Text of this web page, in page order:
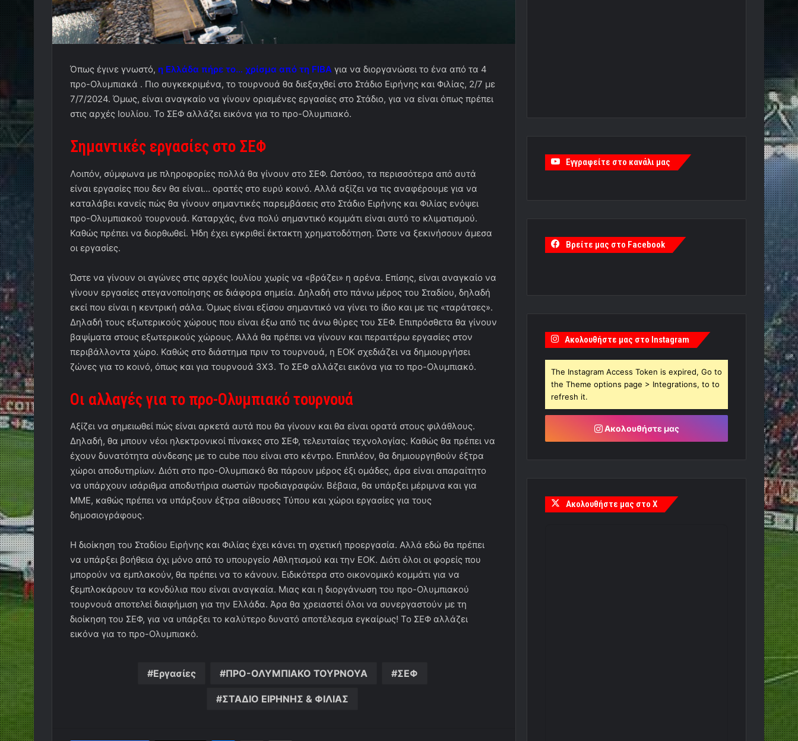
Όπως έγινε γνωστό, η Ελλάδα πήρε το… χρίσμα από τη FIBA για να διοργανώσει το ένα από τα 4
προ-Ολυμπιακά . Πιο συγκεκριμένα, το τουρνουά θα διεξαχθεί στο Στάδιο Ειρήνης και Φιλίας, 2/7 με
7/7/2024. Όμως, είναι αναγκαίο να γίνουν ορισμένες εργασίες στο Στάδιο, για να είναι όπως πρέπει
στις αρχές Ιουλίου. Το ΣΕΦ αλλάζει εικόνα για το προ-Ολυμπιακό.
Σημαντικές εργασίες στο ΣΕΦ
Λοιπόν, σύμφωνα με πληροφορίες πολλά θα γίνουν στο ΣΕΦ. Ωστόσο, τα περισσότερα από αυτά
είναι εργασίες που δεν θα είναι… ορατές στο ευρύ κοινό. Αλλά αξίζει να τις αναφέρουμε για να
καταλάβει κανείς πώς θα γίνουν σημαντικές παρεμβάσεις στο Στάδιο Ειρήνης και Φιλίας ενόψει
προ-Ολυμπιακού τουρνουά. Καταρχάς, ένα πολύ σημαντικό κομμάτι είναι αυτό το κλιματισμού.
Καθώς πρέπει να διορθωθεί. Ήδη έχει εγκριθεί έκτακτη χρηματοδότηση. Ώστε να ξεκινήσουν άμεσα
οι εργασίες.
Ώστε να γίνουν οι αγώνες στις αρχές Ιουλίου χωρίς να «βράζει» η αρένα. Επίσης, είναι αναγκαίο να
γίνουν εργασίες στεγανοποίησης σε διάφορα σημεία. Δηλαδή στο πάνω μέρος του Σταδίου, δηλαδή
εκεί που είναι η κεντρική σάλα. Όμως είναι εξίσου σημαντικό να γίνει το ίδιο και με τις «ταράτσες».
Δηλαδή τους εξωτερικούς χώρους που είναι έξω από τις άνω θύρες του ΣΕΦ. Επιπρόσθετα θα γίνουν
βαψίματα στους εξωτερικούς χώρους. Αλλά θα πρέπει να γίνουν και περαιτέρω εργασίες στον
περιβάλλοντα χώρο. Καθώς στο διάστημα πριν το τουρνουά, η ΕΟΚ σχεδιάζει να δημιουργήσει
ζώνες για το κοινό, όπως και για τουρνουά 3Χ3. Το ΣΕΦ αλλάζει εικόνα για το προ-Ολυμπιακό.
Οι αλλαγές για το προ-Ολυμπιακό τουρνουά
Αξίζει να σημειωθεί πώς είναι αρκετά αυτά που θα γίνουν και θα είναι ορατά στους φιλάθλους.
Δηλαδή, θα μπουν νέοι ηλεκτρονικοί πίνακες στο ΣΕΦ, τελευταίας τεχνολογίας. Καθώς θα πρέπει να
έχουν δυνατότητα σύνδεσης με το cube που είναι στο κέντρο. Επιπλέον, θα δημιουργηθούν έξτρα
χώροι αποδυτηρίων. Διότι στο προ-Ολυμπιακό θα πάρουν μέρος έξι ομάδες, άρα είναι απαραίτητο
να υπάρχουν ισάριθμα αποδυτήρια σωστών προδιαγραφών. Βέβαια, θα υπάρξει μέριμνα και για
ΜΜΕ, καθώς πρέπει να υπάρξουν έξτρα αίθουσες Τύπου και χώροι εργασίες για τους
δημοσιογράφους.
Η διοίκηση του Σταδίου Ειρήνης και Φιλίας έχει κάνει τη σχετική προεργασία. Αλλά εδώ θα πρέπει
να υπάρξει βοήθεια όχι μόνο από το υπουργείο Αθλητισμού και την ΕΟΚ. Διότι όλοι οι φορείς που
μπορούν να εμπλακούν, θα πρέπει να το κάνουν. Ειδικότερα στο οικονομικό κομμάτι για να
ξεμπλοκάρουν τα κονδύλια που είναι αναγκαία. Μιας και η διοργάνωση του προ-Ολυμπιακού
τουρνουά αποτελεί διαφήμιση για την Ελλάδα. Άρα θα χρειαστεί όλοι να συνεργαστούν με τη
διοίκηση του ΣΕΦ, για να υπάρξει το καλύτερο δυνατό αποτέλεσμα εγκαίρως! Το ΣΕΦ αλλάζει
εικόνα για το προ-Ολυμπιακό.
Εργασίες ΠΡΟ-ΟΛΥΜΠΙΑΚΟ ΤΟΥΡΝΟΥΑ ΣΕΦ
ΣΤΑΔΙΟ ΕΙΡΗΝΗΣ & ΦΙΛΙΑΣ
Εγγραφείτε στο κανάλι μας
Βρείτε μας στο Facebook
Ακολουθήστε μας στο Instagram
The Instagram Access Token is expired, Go to
the Theme options page > Integrations, to to
refresh it.
Ακολουθήστε μας
Ακολουθήστε μας στο X